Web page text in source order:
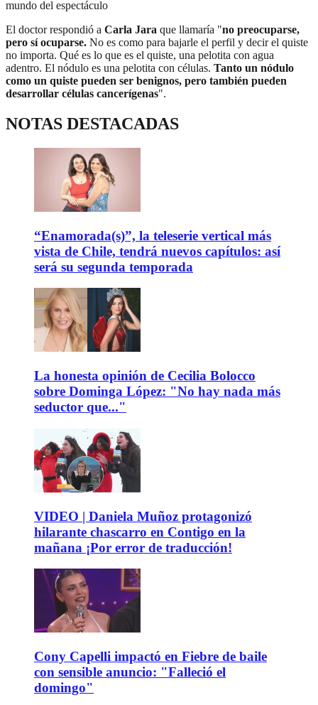
mundo del espectáculo
El doctor respondió a Carla Jara que llamaría "no preocuparse,
pero sí ocuparse. No es como para bajarle el perfil y decir el quiste
no importa. Qué es lo que es el quiste, una pelotita con agua
adentro. El nódulo es una pelotita con células. Tanto un nódulo
como un quiste pueden ser benignos, pero también pueden
desarrollar células cancerígenas".
NOTAS DESTACADAS
“Enamorada(s)”, la teleserie vertical más
vista de Chile, tendrá nuevos capítulos: así
será su segunda temporada
La honesta opinión de Cecilia Bolocco
sobre Dominga López: "No hay nada más
seductor que..."
VIDEO | Daniela Muñoz protagonizó
hilarante chascarro en Contigo en la
mañana ¡Por error de traducción!
Cony Capelli impactó en Fiebre de baile
con sensible anuncio: "Falleció el
domingo"